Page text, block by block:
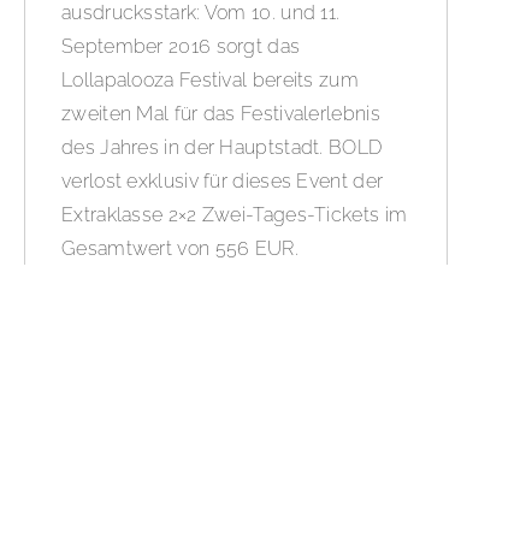
ausdrucksstark: Vom 10. und 11.
September 2016 sorgt das
Lollapalooza Festival bereits zum
zweiten Mal für das Festivalerlebnis
des Jahres in der Hauptstadt. BOLD
verlost exklusiv für dieses Event der
Extraklasse 2×2 Zwei-Tages-Tickets im
Gesamtwert von 556 EUR.